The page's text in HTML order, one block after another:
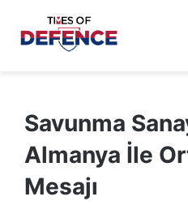
Savunma
Almanya İle
Mesajı